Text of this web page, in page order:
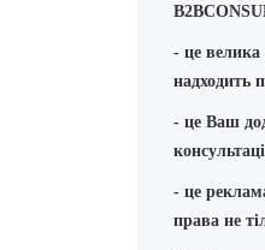
- це велика
надходить
- це Ваш
- це
права не